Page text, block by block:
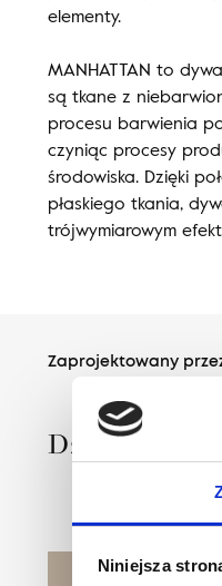
Niniejsza
elementy.
MANHATTAN to
są tkane z
procesu barwienia
czyniąc procesy
środowiska. Dzięki
płaskiego tkania,
trójwymiarowym
Zaprojektowany
Dział
POZNAJ